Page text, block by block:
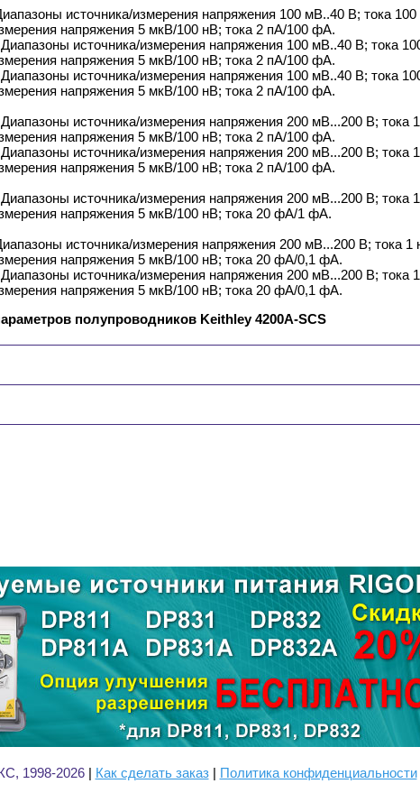
источника/измерения напряжения 100 мВ..40 В; тока
напряжения 5 мкВ/100 нВ; тока 2 пА/100 фА.
источника/измерения напряжения 100 мВ..40 В; тока
напряжения 5 мкВ/100 нВ; тока 2 пА/100 фА.
источника/измерения напряжения 100 мВ..40 В; тока
напряжения 5 мкВ/100 нВ; тока 2 пА/100 фА.
источника/измерения напряжения 200 мВ...200 В; тока
напряжения 5 мкВ/100 нВ; тока 2 пА/100 фА.
источника/измерения напряжения 200 мВ...200 В; тока
напряжения 5 мкВ/100 нВ; тока 2 пА/100 фА.
источника/измерения напряжения 200 мВ...200 В; тока
напряжения 5 мкВ/100 нВ; тока 20 фА/1 фА.
источника/измерения напряжения 200 мВ...200 В; тока
напряжения 5 мкВ/100 нВ; тока 20 фА/0,1 фА.
источника/измерения напряжения 200 мВ...200 В; тока
напряжения 5 мкВ/100 нВ; тока 20 фА/0,1 фА.
полупроводников Keithley4200A-SCS
1998-2026| Как сделать заказ| Политика конфиденциальности